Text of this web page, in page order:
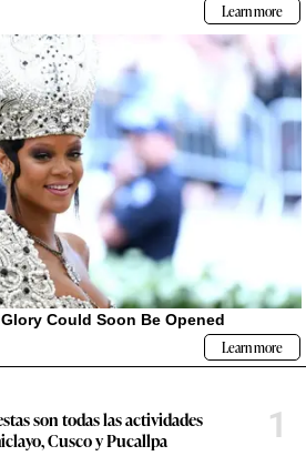
son todas las actividades
Cusco y Pucallpa
1